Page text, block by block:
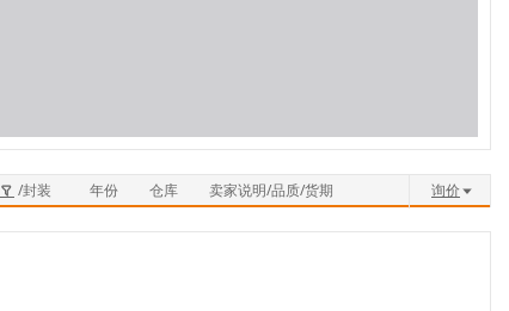
/封装 年份 仓库 卖家说明/品质/货期 询价